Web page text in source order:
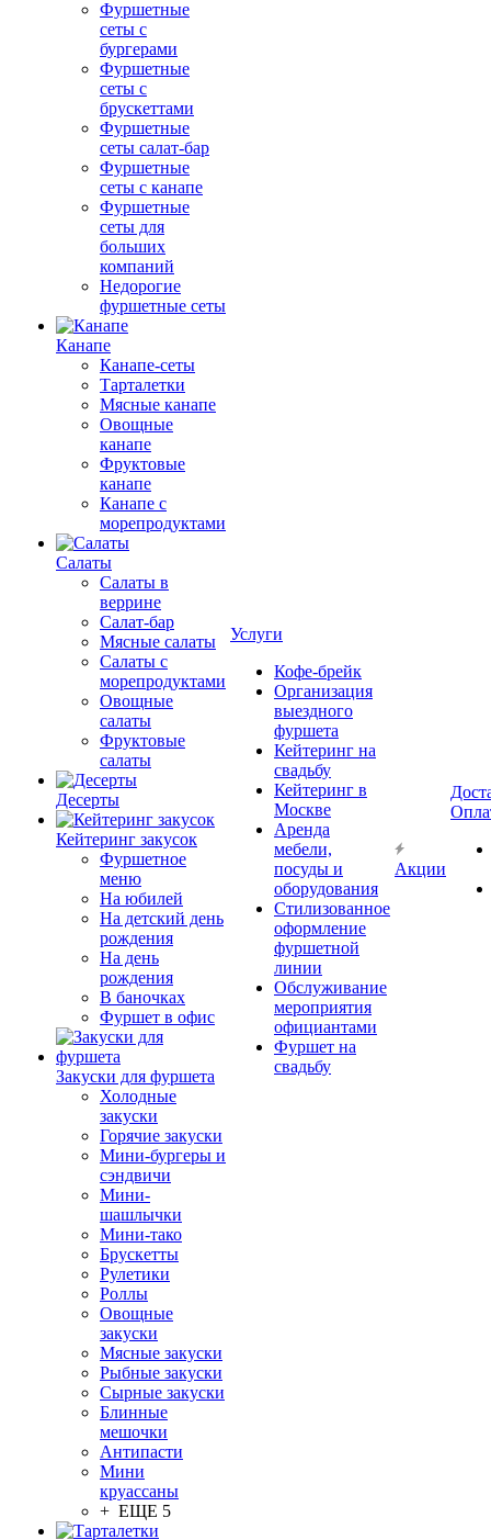
Фуршетные
сеты с
бургерами
Фуршетные
сеты с
брускеттами
Фуршетные
сеты салат-бар
Фуршетные
сеты с канапе
Фуршетные
сеты для
больших
компаний
Недорогие
фуршетные сеты
Канапе
Канапе-сеты
Тарталетки
Мясные канапе
Овощные
канапе
Фруктовые
канапе
Канапе с
морепродуктами
Салаты
Салаты в
веррине
Салат-бар
Мясные салаты
Салаты с
морепродуктами
Овощные
салаты
Фруктовые
салаты
Десерты
Кейтеринг закусок
Фуршетное
меню
На юбилей
На детский день
рождения
На день
рождения
В баночках
Фуршет в офис
Закуски для фуршета
Холодные
закуски
Горячие закуски
Мини-бургеры и
сэндвичи
Мини-
шашлычки
Мини-тако
Брускетты
Рулетики
Роллы
Овощные
закуски
Мясные закуски
Рыбные закуски
Сырные закуски
Блинные
мешочки
Антипасти
Мини
круассаны
+ ЕЩЕ 5
Услуги
Кофе-брейк
Организация
выездного
фуршета
Кейтеринг на
свадьбу
Кейтеринг в
Москве
Аренда
мебели,
посуды и
оборудования
Стилизованное
оформление
фуршетной
линии
Обслуживание
мероприятия
официантами
Фуршет на
свадьбу
Акции